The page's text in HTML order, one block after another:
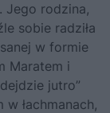
Jego rodzina,
sobie radziła
w formie
Maratem i
jutro”
w łachmanach,